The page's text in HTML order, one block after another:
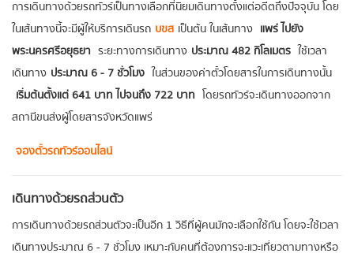
การเดินทางด้วยรถทัวร์เป็นทางเลือกที่นิยมเดินทางตั้งแต่อดีตถึงปัจจุบัน โดย
ในเส้นทางนี้จะมีผู้ให้บริการเดินรถ บขส เป็นต้น ในเส้นทาง แพร่ ไปยัง
พระนครศรีอยุธยา ระยะทางการเดินทาง ประมาณ 482 กิโลเมตร ใช้เวลา
เดินทาง ประมาณ 6 - 7 ชั่วโมง ในส่วนของค่าตั๋วโดยสารในการเดินทางนั้น
เริ่มต้นตั้งแต่ 641 บาท ไปจนถึง 722 บาท โดยรถทัวร์จะเดินทางออกจาก
สถานีขนส่งผู้โดยสารจังหวัดแพร่
จองตั๋วรถทัวร์ออนไลน์
เดินทางด้วยรถส่วนตัว
การเดินทางด้วยรถส่วนตัวจะเป็นอีก 1 วิธีที่ผู้คนมักจะเลือกใช้กัน โดยจะใช้เวลา
เดินทางประมาณ 6 - 7 ชั่วโมง เหมาะกับคนที่ต้องการจะแวะเที่ยวตามทางหรือ